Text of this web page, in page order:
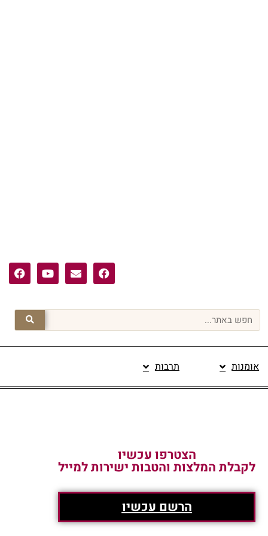
אומנות תרבות
הצטרפו עכשיו
לקבלת המלצות והטבות ישירות למייל
הרשם עכשיו